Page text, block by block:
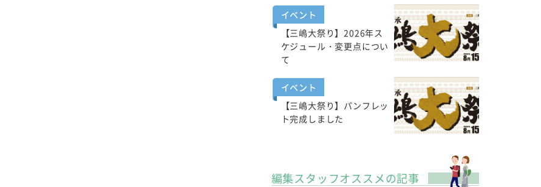
イベント
【三嶋大祭り】2026年ス
ケジュール・変更点につい
て
イベント
【三嶋大祭り】パンフレッ
ト完成しました
編集スタッフオススメの記事